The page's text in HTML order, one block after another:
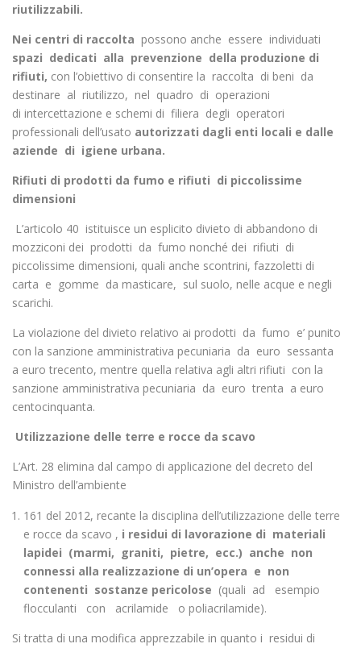
riutilizzabili.
Nei centri di raccolta possono anche essere individuati
spazi dedicati alla prevenzione della produzione di
rifiuti, con l’obiettivo di consentire la raccolta di beni da
destinare al riutilizzo, nel quadro di operazioni
di intercettazione e schemi di filiera degli operatori
professionali dell’usato autorizzati dagli enti locali e dalle
aziende di igiene urbana.
Rifiuti di prodotti da fumo e rifiuti di piccolissime
dimensioni
L’articolo 40 istituisce un esplicito divieto di abbandono di
mozziconi dei prodotti da fumo nonché dei rifiuti di
piccolissime dimensioni, quali anche scontrini, fazzoletti di
carta e gomme da masticare, sul suolo, nelle acque e negli
scarichi.
La violazione del divieto relativo ai prodotti da fumo e’ punito
con la sanzione amministrativa pecuniaria da euro sessanta
a euro trecento, mentre quella relativa agli altri rifiuti con la
sanzione amministrativa pecuniaria da euro trenta a euro
centocinquanta.
Utilizzazione delle terre e rocce da scavo
L’Art. 28 elimina dal campo di applicazione del decreto del
Ministro dell’ambiente
161 del 2012, recante la disciplina dell’utilizzazione delle terre
e rocce da scavo , i residui di lavorazione di materiali
lapidei (marmi, graniti, pietre, ecc.) anche non
connessi alla realizzazione di un’opera e non
contenenti sostanze pericolose (quali ad esempio
flocculanti con acrilamide o poliacrilamide).
Si tratta di una modifica apprezzabile in quanto i residui di